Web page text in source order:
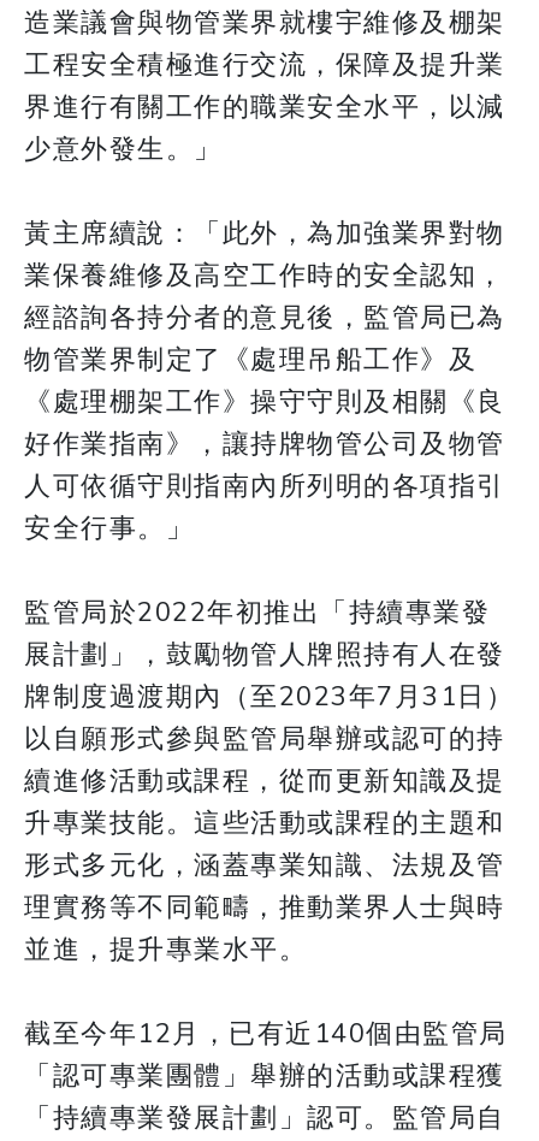
造業議會與物管業界就樓宇維修及棚架
工程安全積極進行交流，保障及提升業
界進行有關工作的職業安全水平，以減
少意外發生。」
黃主席續說：「此外，為加強業界對物
業保養維修及高空工作時的安全認知，
經諮詢各持分者的意見後，監管局已為
物管業界制定了《處理吊船工作》及
《處理棚架工作》操守守則及相關《良
好作業指南》，讓持牌物管公司及物管
人可依循守則指南內所列明的各項指引
安全行事。」
監管局於2022年初推出「持續專業發
展計劃」，鼓勵物管人牌照持有人在發
牌制度過渡期內（至2023年7月31日）
以自願形式參與監管局舉辦或認可的持
續進修活動或課程，從而更新知識及提
升專業技能。這些活動或課程的主題和
形式多元化，涵蓋專業知識、法規及管
理實務等不同範疇，推動業界人士與時
並進，提升專業水平。
截至今年12月，已有近140個由監管局
「認可專業團體」舉辦的活動或課程獲
「持續專業發展計劃」認可。監管局自